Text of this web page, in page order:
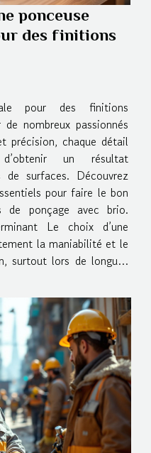
ponceuse
des finitions
pour des finitions
nombreux passionnés
précision, chaque détail
un résultat
surfaces. Découvrez
pour faire le bon
ponçage avec brio.
d’une
la maniabilité et le
surtout lors de longues